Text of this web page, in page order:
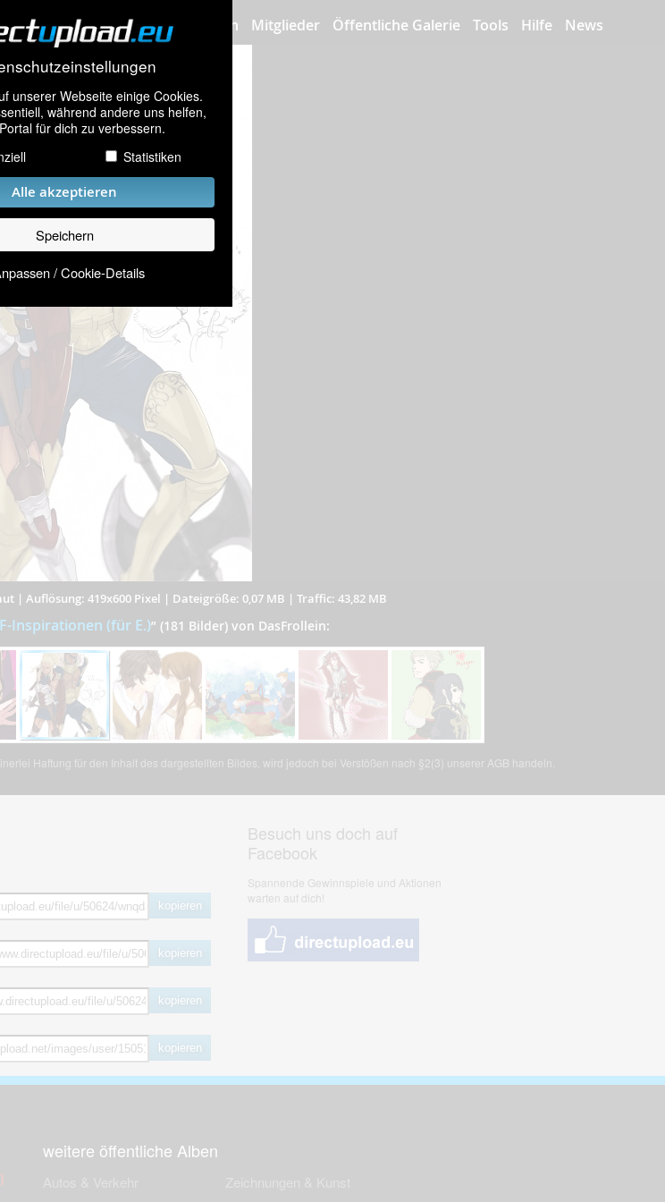
unserer Webseite einige Cookies.
während andere uns helfen,
für dich zu verbessern.
Statistiken
Alle akzeptieren
Speichern
/ Cookie-Details
Bilder hochladen Mitglieder Öffentliche Galerie Tools Hilfe News
| Auflösung: 419x600 Pixel | Dateigröße: 0,07 MB | Traffic: 43,82 MB
Inspirationen (für E.)” (181 Bilder) von DasFrollein:
Haftung für den Inhalt des dargestellten Bildes, wird jedoch bei Verstößen nach §2(3) unserer AGB handeln.
kopieren
kopieren
kopieren
kopieren
Besuch uns doch auf
Facebook
Spannende Gewinnspiele und Aktionen
warten auf dich!
weitere öffentliche Alben